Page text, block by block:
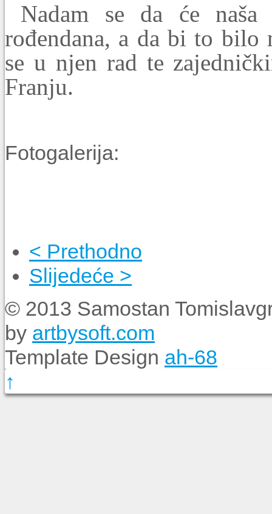
Nadam se da će
rođendana, a da bi to bilo
se u njen rad te
Franju.
Fotogalerija:
< Prethodno
Slijedeće >
© 2013 Samostan
by artbysoft.com
Template Design ah-68
↑